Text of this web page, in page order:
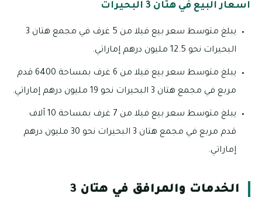
اسعار البيع في هتان 3 البحيرات
يبلغ متوسط سعر بيع فيلا من 5 غرف في مجمع هتان 3
البحيرات نحو 12.5 مليون درهم إماراتي.
يبلغ متوسط سعر بيع فيلا من 6 غرف بمساحة 6400 قدم
مربع في مجمع هتان 3 البحيرات نحو 19 مليون درهم إماراتي.
يبلغ متوسط سعر بيع فيلا من 7 غرف بمساحة 10 آلاف
قدم مربع في مجمع هتان 3 البحيرات نحو 30 مليون درهم
إماراتي.
الخدمات والمرافق في هتان 3